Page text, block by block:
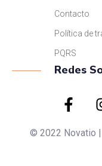
Contacto
Política de
PQRS
Redes
© 2022 Novatio